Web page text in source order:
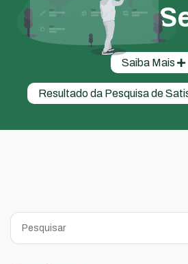
Saiba Mais
Resultado da Pesquisa de